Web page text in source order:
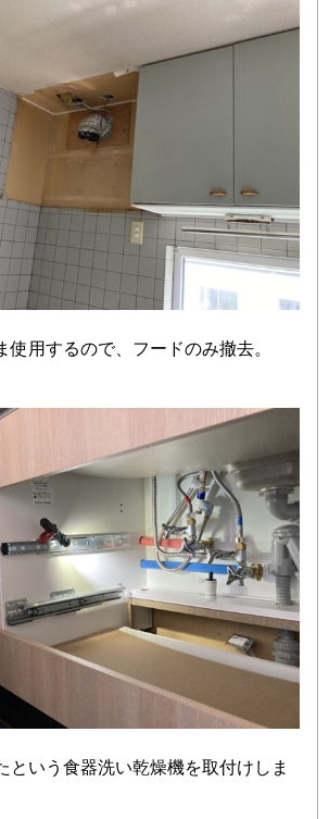
使用するので、フードのみ撤去。
という食器洗い乾燥機を取付けしま